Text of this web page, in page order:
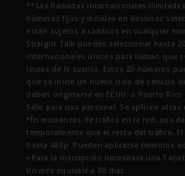
** Las llamadas internacionales
números fijos y móviles en destinos
están sujetos a cambios en cualquier
Straight Talk puedes seleccionar hasta
internacionales únicos para llamar, que
líneas de la cuenta. Estos 20 números
que se inicie un nuevo ciclo de servicio
deben originarse en EE.UU. o Puerto
Sólo para uso personal. Se aplican otras
*En momentos de tráfico en la red, sus
temporalmente que el resto del tráfico.
hasta 480p. Pueden aplicarse términos
∞Para la inscripción necesitará una
Un mes equivale a 30 dias.